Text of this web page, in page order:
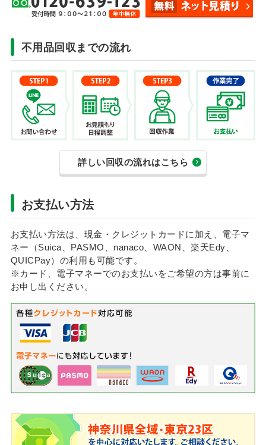
不用品回収までの流れ
詳しい回収の流れはこちら
お支払い方法
お支払い方法は、現金・クレジットカードに加え、電子マ
ネー（Suica、PASMO、nanaco、WAON、楽天Edy、
QUICPay）の利用も可能です。
※カード、電子マネーでのお支払いをご希望の方は事前に
お申し出ください。